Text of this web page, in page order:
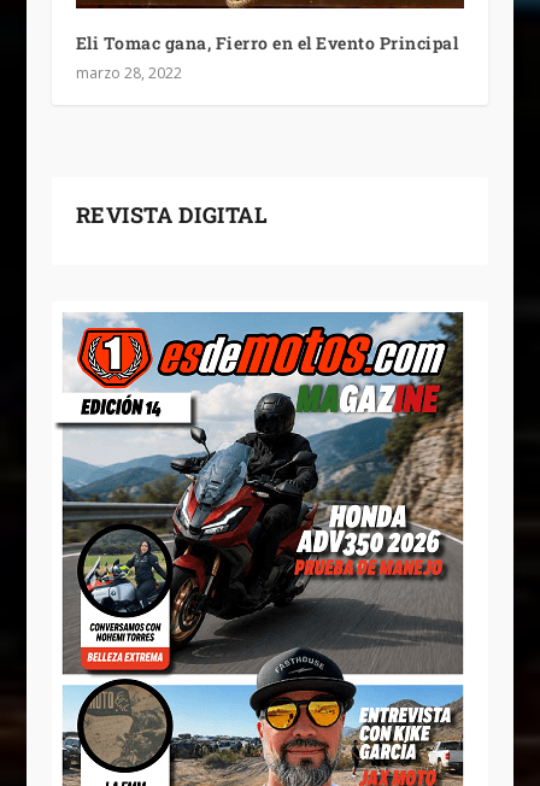
Eli Tomac gana, Fierro en el Evento Principal
marzo 28, 2022
REVISTA DIGITAL